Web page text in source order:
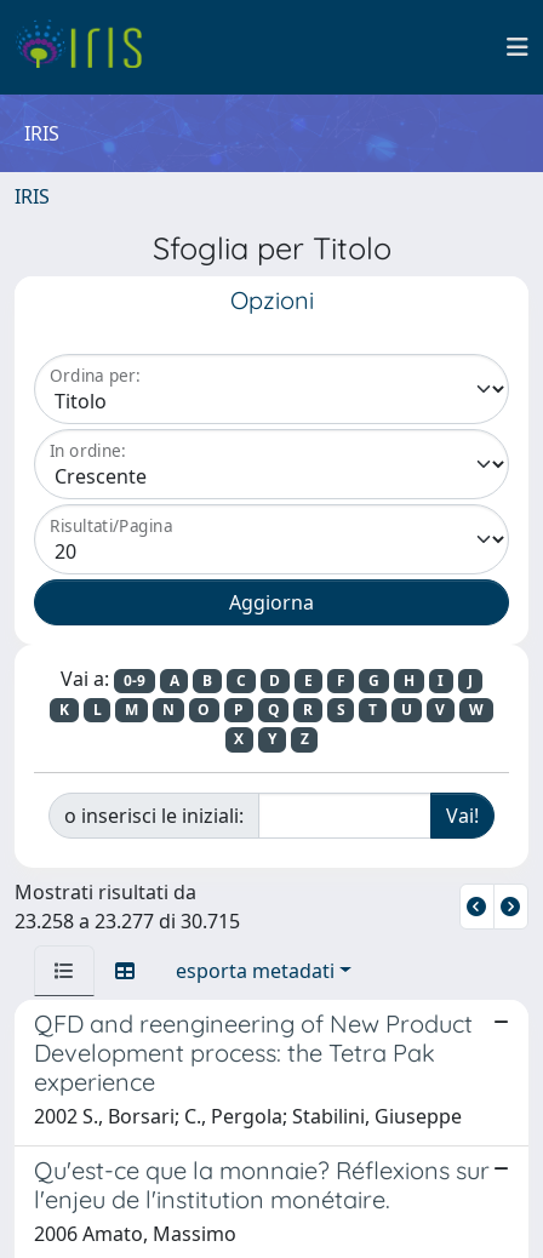
IRIS
IRIS
Sfoglia per Titolo
Opzioni
Ordina per:
In ordine:
Risultati/Pagina
Vai a: 0-9 A B C D E F G H I
J
K
L M N O P Q R S T U V
W
X
Y Z
o inserisci le iniziali:
Mostrati risultati da
23.258 a 23.277 di 30.715
esporta metadati
QFD and reengineering of New Product
Development process: the Tetra Pak
experience
2002 S., Borsari; C., Pergola; Stabilini, Giuseppe
Qu'est-ce que la monnaie? Réflexions sur
l'enjeu de l'institution monétaire.
2006 Amato, Massimo